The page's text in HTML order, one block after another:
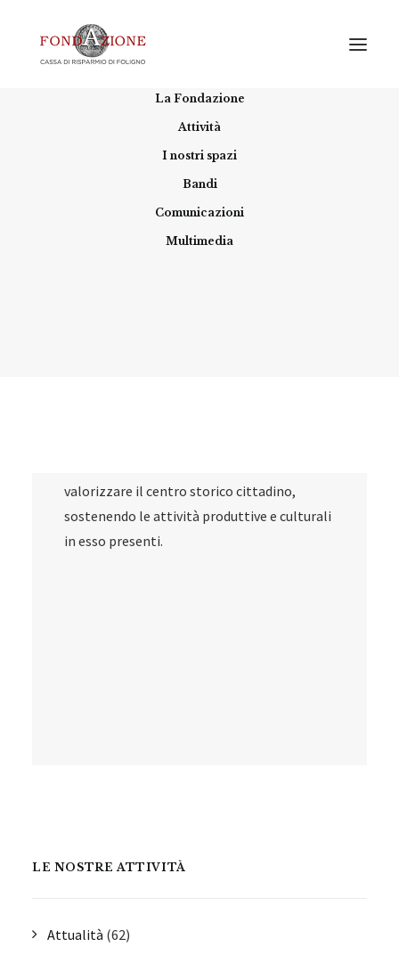
La Fondazione
Attività
I nostri spazi
Bandi
Comunicazioni
Multimedia
valorizzare il centro storico cittadino,
sostenendo le attività produttive e culturali
in esso presenti.
LE NOSTRE ATTIVITÀ
Attualità (62)